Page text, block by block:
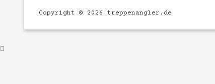
Copyright © 2026 treppenangler.de